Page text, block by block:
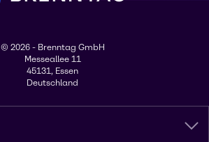
© 2026 - Brenntag GmbH
Messeallee 11
45131, Essen
Deutschland